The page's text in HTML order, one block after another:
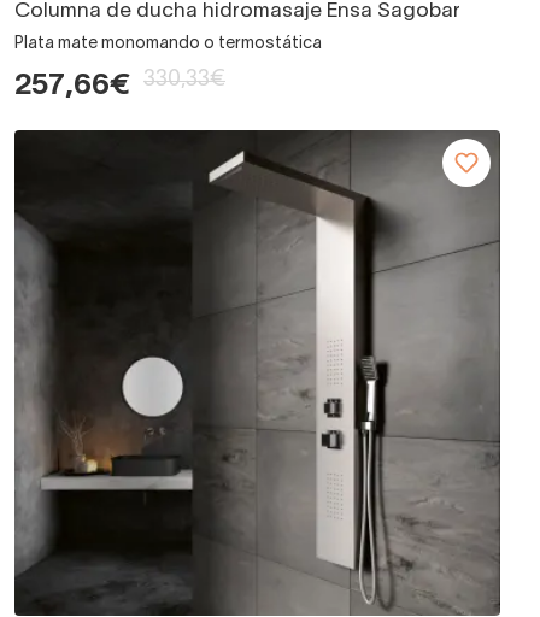
Columna de ducha hidromasaje Ensa Sagobar
Plata mate monomando o termostática
257,66€ 330,33€